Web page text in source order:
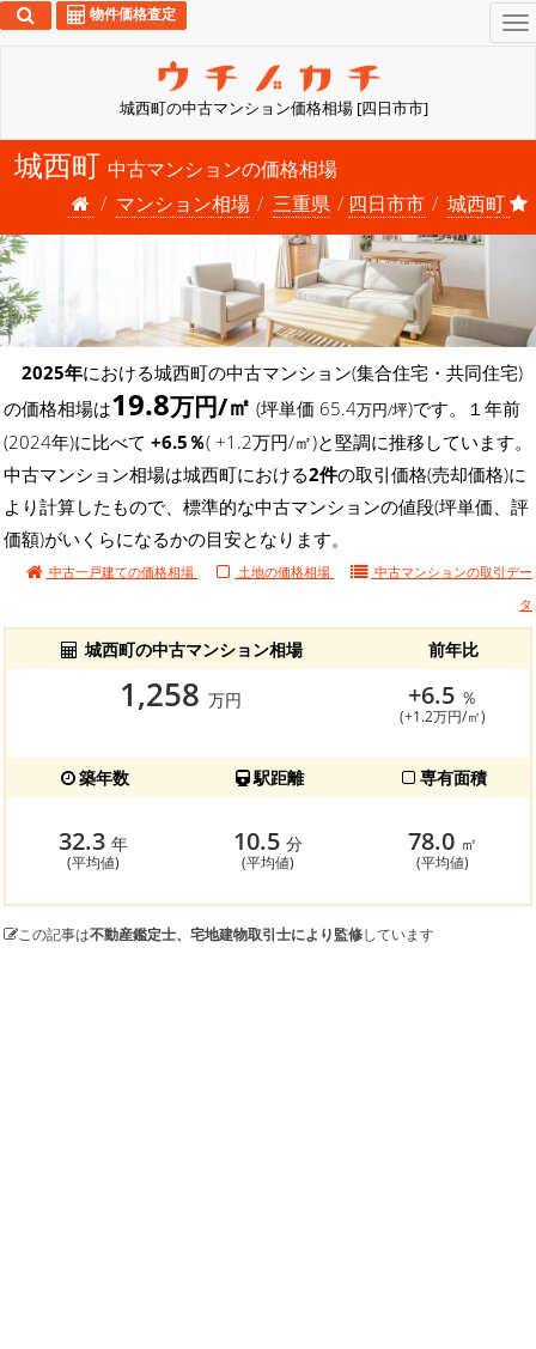
城西町の中古マンション価格相場 [四日市市]
物件価格査定
城西町 中古マンションの価格相場
マンション相場
三重県 四日市市 城西町
2025年における城西町の中古マンション(集合住宅・共同住宅)
の価格相場は19.8万円/㎡ (坪単価 65.4万円/坪)です。１年前
(2024年)に比べて +6.5％( +1.2万円/㎡)と堅調に推移しています。
中古マンション相場は城西町における2件の取引価格(売却価格)に
より計算したもので、標準的な中古マンションの値段(坪単価、評
価額)がいくらになるかの目安となります。
中古一戸建ての価格相場 土地の価格相場 中古マンションの取引デー
タ
城西町の中古マンション相場 前年比
1,258 万円 +6.5 ％
(+1.2万円/㎡)
築年数 駅距離 専有面積
32.3 年
(平均値)
10.5 分
(平均値)
78.0 ㎡
(平均値)
この記事は不動産鑑定士、宅地建物取引士により監修しています